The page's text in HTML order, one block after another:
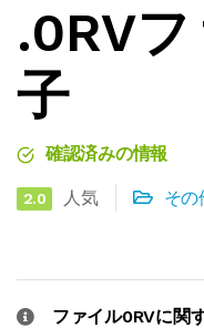
.0RV
子
確認済みの情報
2.0 人気 その
ファイル0RVに関